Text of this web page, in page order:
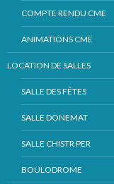
COMPTE RENDU CME
ANIMATIONS CME
LOCATION DE SALLES
SALLE DES FÊTES
SALLE DONEMAT
SALLE CHISTR PER
BOULODROME